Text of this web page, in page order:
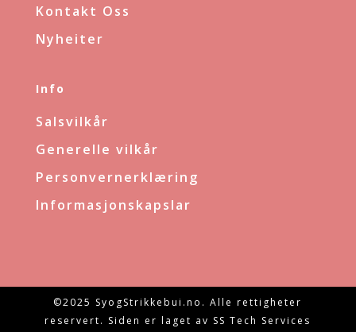
Kontakt Oss
Nyheiter
Info
Salsvilkår
Generelle vilkår
Personvernerklæring
Informasjonskapslar
©2025 SyogStrikkebui.no. Alle rettigheter
reservert. Siden er laget av SS Tech Services